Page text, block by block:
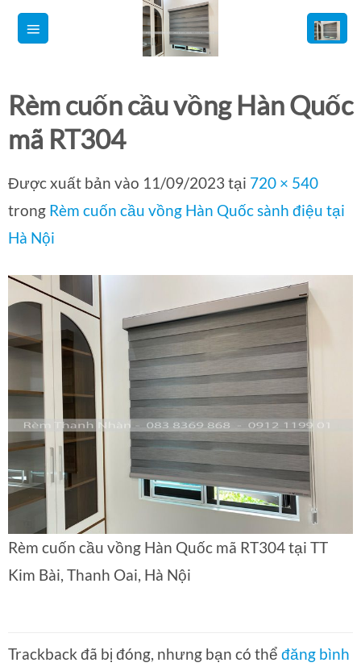
qua
dung
Rèm cuốn cầu vồng Hàn Quốc
mã RT304
Được xuất bản vào 11/09/2023 tại 720 × 540
trong Rèm cuốn cầu vồng Hàn Quốc sành điệu tại
Hà Nội
Rèm cuốn cầu vồng Hàn Quốc mã RT304 tại TT
Kim Bài, Thanh Oai, Hà Nội
Trackback đã bị đóng, nhưng bạn có thể đăng bình